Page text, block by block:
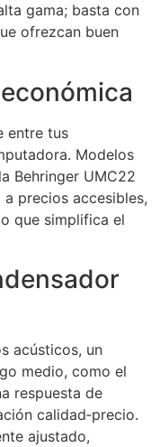
gama; basta con
ofrezcan buen
entre tus
Modelos
Behringer UMC22
precios accesibles,
que simplifica el
acústicos, un
medio, como el
respuesta de
calidad‑precio.
ajustado,